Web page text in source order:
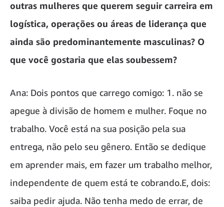
outras mulheres que querem seguir carreira em
logística, operações ou áreas de liderança que
ainda são predominantemente masculinas? O
que você gostaria que elas soubessem?
Ana: Dois pontos que carrego comigo: 1. não se
apegue à divisão de homem e mulher. Foque no
trabalho. Você está na sua posição pela sua
entrega, não pelo seu gênero. Então se dedique
em aprender mais, em fazer um trabalho melhor,
independente de quem está te cobrando.E, dois:
saiba pedir ajuda. Não tenha medo de errar, de